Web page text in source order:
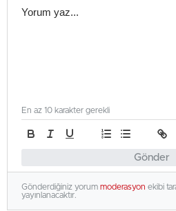
Gönder
En az 10 karakter gerekli
Gönderdiğiniz yorum moderasyon ekibi
yayınlanacaktır.